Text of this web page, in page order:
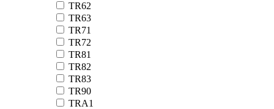
TR62
TR63
TR71
TR72
TR81
TR82
TR83
TR90
TRA1